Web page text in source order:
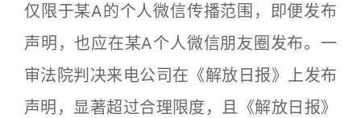
仅限于某A的个人微信传播范围，即便发布
声明，也应在某A个人微信朋友圈发布。一
审法院判决来电公司在《解放日报》上发布
声明，显著超过合理限度，且《解放日报》